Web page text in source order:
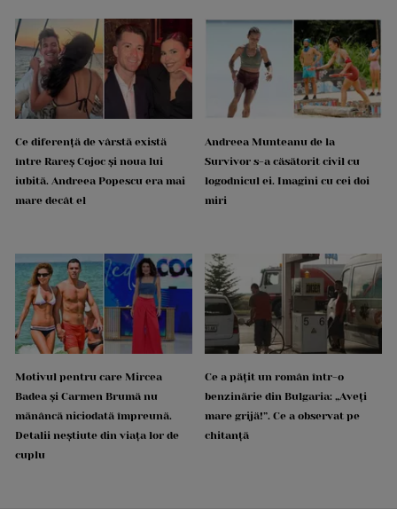
Ce diferență de vârstă există
între Rareș Cojoc și noua lui
iubită. Andreea Popescu era mai
mare decât el
Andreea Munteanu de la
Survivor s-a căsătorit civil cu
logodnicul ei. Imagini cu cei doi
miri
Motivul pentru care Mircea
Badea și Carmen Brumă nu
mănâncă niciodată împreună.
Detalii neștiute din viața lor de
cuplu
Ce a pățit un român într-o
benzinărie din Bulgaria: „Aveți
mare grijă!”. Ce a observat pe
chitanță